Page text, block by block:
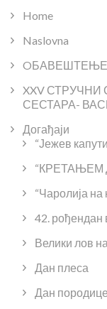
Home
Naslovna
XXV
СЕСТАРА-
Догађаји
“Јежев
“КРЕТАЊЕМ
“Чаролија на
42. рођендан
Велики лов
Дан плеса
Дан породице